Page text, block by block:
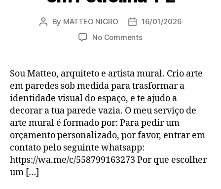
Post
By MATTEO NIGRO
Post
date
16/01/2026
No Commentson
Artista
Mural
em
Petrolina-
PE
Sou Matteo, arquiteto e artista mural. Crio arte
em paredes sob medida para trasformar a
identidade visual do espaço, e te ajudo a
decorar a tua parede vazia. O meu serviço de
arte mural é formado por: Para pedir um
orçamento personalizado, por favor, entrar em
contato pelo seguinte whatsapp:
https://wa.me/c/558799163273 Por que escolher
um […]